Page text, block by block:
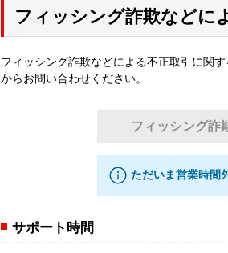
フィッシング詐欺などに
フィッシング詐欺などによる不正取引に関
からお問い合わせください。
フィッシング詐
ただいま営業時間
サポート時間